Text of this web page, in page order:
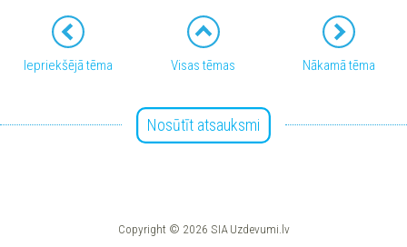
Iepriekšējā tēma Visas tēmas Nākamā tēma
Nosūtīt atsauksmi
Copyright © 2026 SIA Uzdevumi.lv